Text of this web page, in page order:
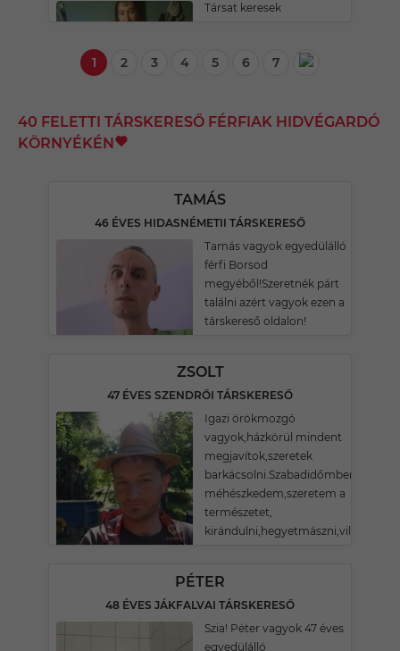
Társat keresek
1 2 3 4 5 6 7
40 FELETTI TÁRSKERESŐ FÉRFIAK HIDVÉGARDÓ
KÖRNYÉKÉN
TAMÁS
46 ÉVES HIDASNÉMETII TÁRSKERESŐ
Tamás vagyok egyedülálló
férfi Borsod
megyéből!Szeretnék párt
találni azért vagyok ezen a
társkereső oldalon!
ZSOLT
47 ÉVES SZENDRŐI TÁRSKERESŐ
Igazi örökmozgó
vagyok,házkörül mindent
megjavítok,szeretek
barkácsolni.Szabadidőmben
méhészkedem,szeretem a
természetet,
PÉTER
48 ÉVES JÁKFALVAI TÁRSKERESŐ
Szia! Péter vagyok 47 éves
egyedülálló